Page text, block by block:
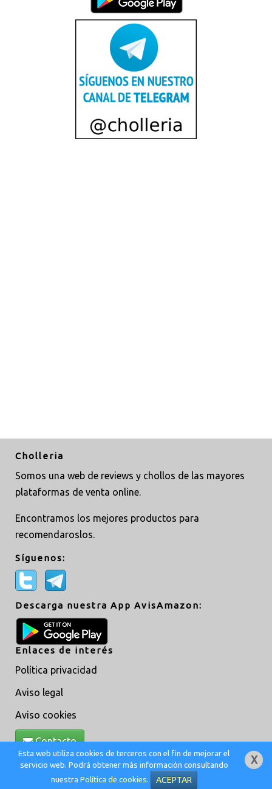
Cholleria
Somos una web de reviews y chollos de las mayores
plataformas de venta online.
Encontramos los mejores productos para
recomendaroslos.
Síguenos:
Descarga nuestra App AvisAmazon:
Enlaces de interés
Política privacidad
Aviso legal
Aviso cookies
Contacto
© @ 2019 -
Esta web utiliza cookies de terceros con el fin de mejorar el
servicio web. Podrá obtener más información consultando
nuestra Política de cookies. ACEPTAR